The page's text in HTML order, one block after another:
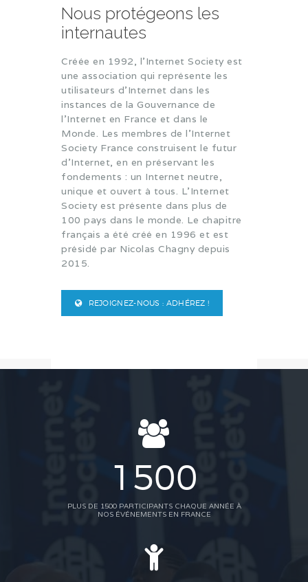
Nous protégeons les
internautes
Créée en 1992, l’Internet Society est
une association qui représente les
utilisateurs d’Internet dans les
instances de la Gouvernance de
l’Internet en France et dans le
Monde. Les membres de l’Internet
Society France construisent le futur
d’Internet, en en préservant les
fondements : un Internet neutre,
unique et ouvert à tous. L’Internet
Society est présente dans plus de
100 pays dans le monde. Le chapitre
français a été créé en 1996 et est
présidé par Nicolas Chagny depuis
2015.
REJOIGNEZ-NOUS : ADHÉREZ !
1500
PLUS DE 1500 PARTICIPANTS CHAQUE ANNÉE À
NOS ÉVÉNEMENTS EN FRANCE